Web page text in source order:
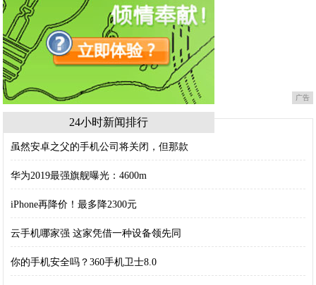
广告
24小时新闻排行
虽然安卓之父的手机公司将关闭，但那款
华为2019最强旗舰曝光：4600m
iPhone再降价！最多降2300元
云手机哪家强 这家凭借一种设备领先同
你的手机安全吗？360手机卫士8.0